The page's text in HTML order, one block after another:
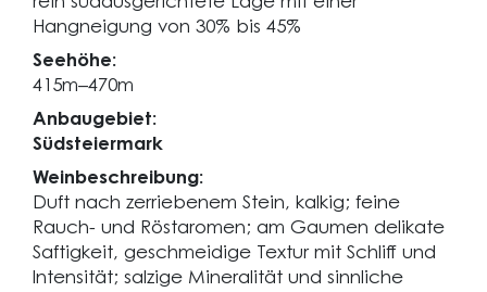
Hangneigung von 30% bis 45%
Seehöhe:
415m–470m
Anbaugebiet:
Südsteiermark
Weinbeschreibung:
Duft nach zerriebenem Stein, kalkig; feine
Rauch- und Röstaromen; am Gaumen delikate
Saftigkeit, geschmeidige Textur mit Schliff und
Intensität; salzige Mineralität und sinnliche